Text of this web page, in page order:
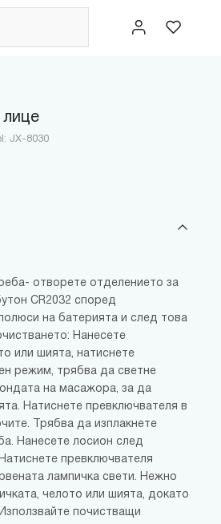
лице
JX-8030
отворете отделението за
CR2032 според
на батерията и след това
Нанесете
или шията, натиснете
режим, трябва да светне
на масажора, за да
Натиснете превключвателя в
Трябва да изплакнете
Нанесете лосион след
превключвателя
лампичка свети. Нежно
челото или шията, докато
почистващи